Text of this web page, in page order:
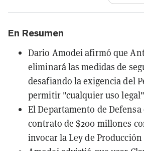
En Resumen
Dario Amodei afirmó que
eliminará las medidas de
desafiando la exigencia del
permitir "cualquier uso
El Departamento de
contrato de $200 millones
invocar la Ley de Producción